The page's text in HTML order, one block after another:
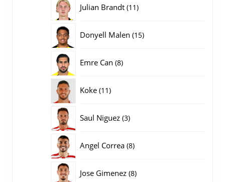
Julian Brandt 1111
Donyell Malen 1515
Emre Can 88
Koke 1111
Saul Niguez 33
Angel Correa 88
Jose Gimenez 88